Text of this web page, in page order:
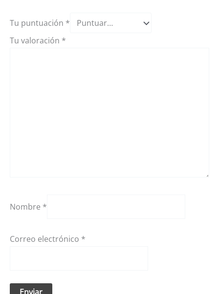
Tu puntuación *
Tu valoración *
Nombre *
Correo electrónico *